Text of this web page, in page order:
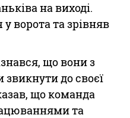
на виході.
ворота та зрівняв
що вони з
до своєї
що команда
та